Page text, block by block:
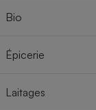
Bio
Épicerie
Laitages